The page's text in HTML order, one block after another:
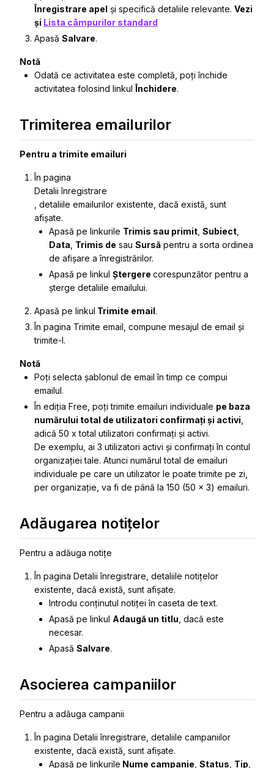
Înregistrare apel și specifică detaliile relevante. Vezi
și Lista câmpurilor standard
Apasă Salvare.
Notă
Odată ce activitatea este completă, poți închide
activitatea folosind linkulÎnchidere.
Trimiterea emailurilor
Pentru a trimite emailuri
În pagina
Detalii înregistrare
, detaliile emailurilor existente, dacă există, sunt
afișate.
Apasă pe linkurile Trimis sau primit Subiect
Data Trimis de sau Sursă pentru a sorta ordinea
de afișare a înregistrărilor.
Apasă pe linkul Ștergere corespunzător pentru a
șterge detaliile emailului.
Apasă pe linkul Trimite email.
În pagina Trimite email , compune mesajul de email și
trimite-l.
Notă
Poți selecta șablonul de email în timp ce compui
emailul.
În ediția Free, poți trimite emailuri individuale pe baza
numărului total de utilizatori confirmați și activi
adică 50 x total utilizatori confirmați și activi.
De exemplu, ai 3 utilizatori activi și confirmați în contul
organizației tale. Atunci numărul total de emailuri
individuale pe care un utilizator le poate trimite pe zi,
per organizație, va fi de până la 150 (50 x 3) emailuri.
Adăugarea notițelor
Pentru a adăuga notițe
În pagina Detalii înregistrare , detaliile notițelor
existente, dacă există, sunt afișate.
Introdu conținutul notiței în caseta de text.
Apasă pe linkul Adaugă un titlu , dacă este
necesar.
Apasă Salvare.
Asocierea campaniilor
Pentru a adăuga campanii
În pagina Detalii înregistrare , detaliile campaniilor
existente, dacă există, sunt afișate.
Apasă pe linkurile Nume campanie Status Tip